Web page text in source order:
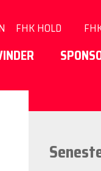
FHK HOLD